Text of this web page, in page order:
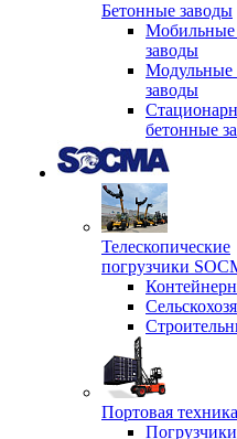
Бетонные заводы
Мобильные
заводы
Модульные
заводы
бетонные
Телескопические
погрузчики
Портовая